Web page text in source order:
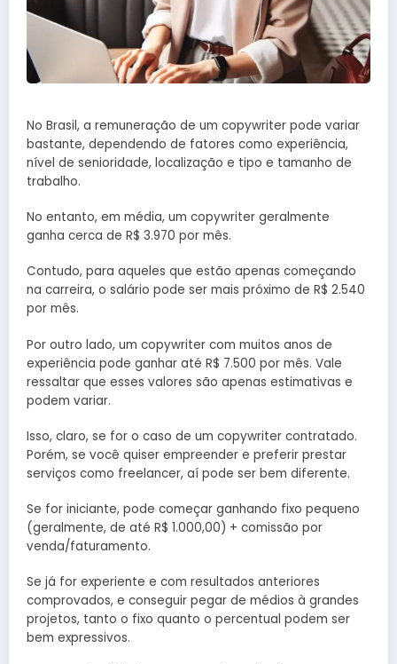
No Brasil, a remuneração de um copywriter pode variar
bastante, dependendo de fatores como experiência,
nível de senioridade, localização e tipo e tamanho de
trabalho.
No entanto, em média, um copywriter geralmente
ganha cerca de R$ 3.970 por mês.
Contudo, para aqueles que estão apenas começando
na carreira, o salário pode ser mais próximo de R$ 2.540
por mês.
Por outro lado, um copywriter com muitos anos de
experiência pode ganhar até R$ 7.500 por mês. Vale
ressaltar que esses valores são apenas estimativas e
podem variar.
Isso, claro, se for o caso de um copywriter contratado.
Porém, se você quiser empreender e preferir prestar
serviços como freelancer, aí pode ser bem diferente.
Se for iniciante, pode começar ganhando fixo pequeno
(geralmente, de até R$ 1.000,00) + comissão por
venda/faturamento.
Se já for experiente e com resultados anteriores
comprovados, e conseguir pegar de médios à grandes
projetos, tanto o fixo quanto o percentual podem ser
bem expressivos.